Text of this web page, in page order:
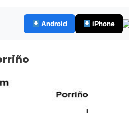
Android iPhone